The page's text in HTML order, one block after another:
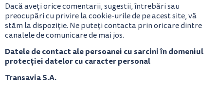
Dacă aveți orice comentarii, sugestii, întrebări sau
preocupări cu privire la cookie-urile de pe acest site, vă
stăm la dispoziție. Ne puteți contacta prin oricare dintre
canalele de comunicare de mai jos.
Datele de contact ale persoanei cu sarcini în domeniul
protecției datelor cu caracter personal
Transavia S.A.